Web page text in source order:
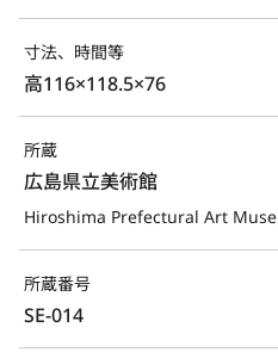
寸法、時間等
高116×118.5×76
所蔵
広島県立美術館
Hiroshima Prefectural Art
所蔵番号
SE-014